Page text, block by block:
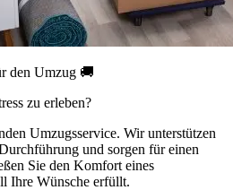
den Umzug 🚚
zu erleben?
Umzugsservice. Wir unterstützen
und sorgen für einen
Sie den Komfort eines
Ihre Wünsche erfüllt.